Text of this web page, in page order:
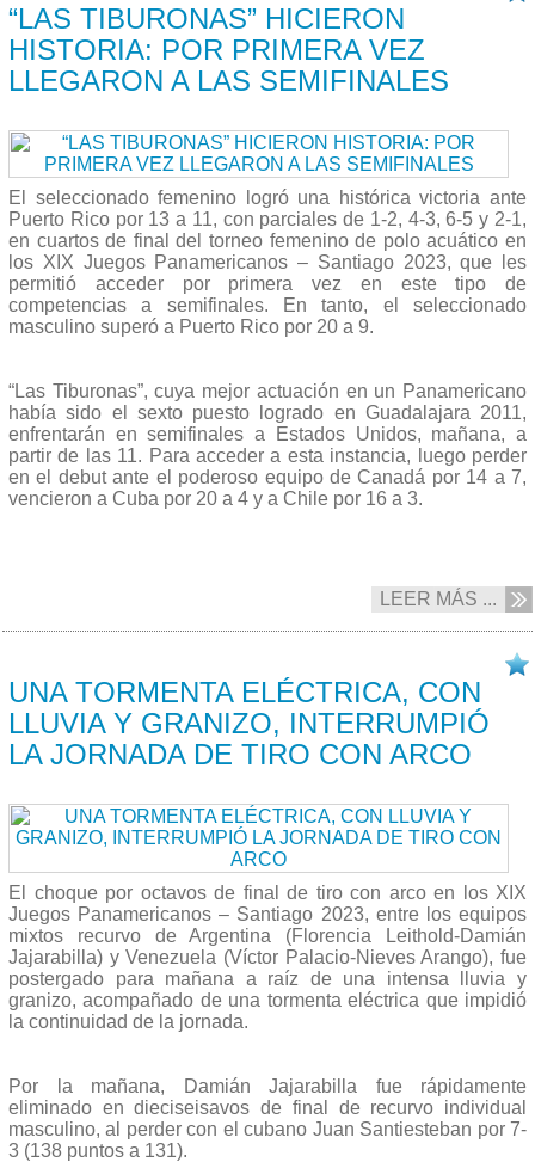
“LAS TIBURONAS” HICIERON
HISTORIA: POR PRIMERA VEZ
LLEGARON A LAS SEMIFINALES
El seleccionado femenino logró una histórica victoria ante
Puerto Rico por 13 a 11, con parciales de 1-2, 4-3, 6-5 y 2-1,
en cuartos de final del torneo femenino de polo acuático en
los XIX Juegos Panamericanos – Santiago 2023, que les
permitió acceder por primera vez en este tipo de
competencias a semifinales. En tanto, el seleccionado
masculino superó a Puerto Rico por 20 a 9.
“Las Tiburonas”, cuya mejor actuación en un Panamericano
había sido el sexto puesto logrado en Guadalajara 2011,
enfrentarán en semifinales a Estados Unidos, mañana, a
partir de las 11. Para acceder a esta instancia, luego perder
en el debut ante el poderoso equipo de Canadá por 14 a 7,
vencieron a Cuba por 20 a 4 y a Chile por 16 a 3.
LEER MÁS ...
UNA TORMENTA ELÉCTRICA, CON
LLUVIA Y GRANIZO, INTERRUMPIÓ
LA JORNADA DE TIRO CON ARCO
El choque por octavos de final de tiro con arco en los XIX
Juegos Panamericanos – Santiago 2023, entre los equipos
mixtos recurvo de Argentina (Florencia Leithold-Damián
Jajarabilla) y Venezuela (Víctor Palacio-Nieves Arango), fue
postergado para mañana a raíz de una intensa lluvia y
granizo, acompañado de una tormenta eléctrica que impidió
la continuidad de la jornada.
Por la mañana, Damián Jajarabilla fue rápidamente
eliminado en dieciseisavos de final de recurvo individual
masculino, al perder con el cubano Juan Santiesteban por 7-
3 (138 puntos a 131).